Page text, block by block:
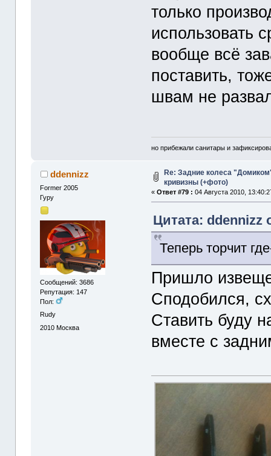
только
использовать
вообще всё
поставить,
швам не
но прибежали санитары и
ddennizz
Former 2005
Гуру
Сообщений: 3686
Репутация: 147
Пол:
Rudy
2010 Москва
Re: Задние колеса
кривизны (+фото)
«Ответ #79 : 04 Августа 2010,
Цитата: ddennizz
Теперь торчит
Пришло
Сподобился,
Ставить буду
вместе с